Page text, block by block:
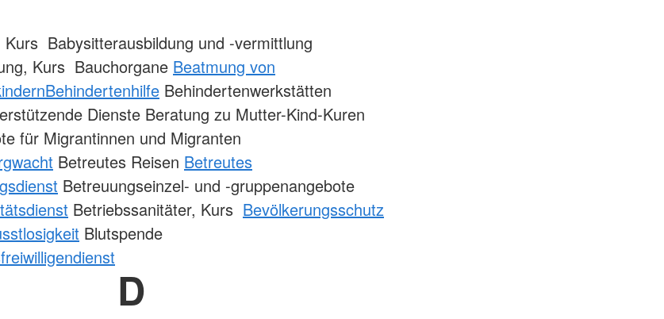
Kurs Babysitterausbildung und -vermittlung
Kurs Bauchorgane Beatmung von
Behindertenhilfe Behindertenwerkstätten
Dienste Beratung zu Mutter-Kind-Kuren
für Migrantinnen und Migranten
Betreutes Reisen Betreutes
Betreuungseinzel- und -gruppenangebote
Betriebssanitäter, Kurs Bevölkerungsschutz
Blutspende
D